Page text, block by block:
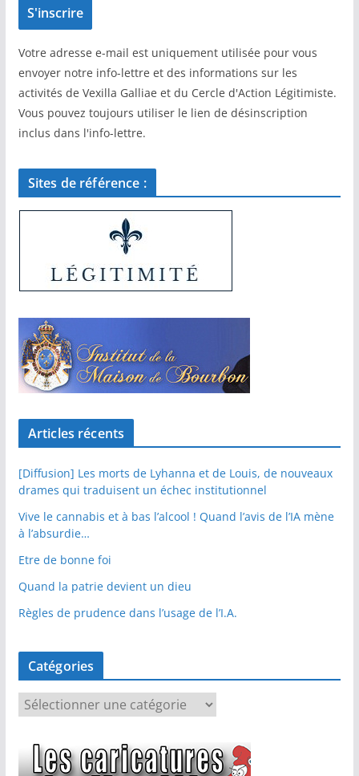
Votre adresse e-mail est uniquement utilisée pour vous
envoyer notre info-lettre et des informations sur les
activités de Vexilla Galliae et du Cercle d'Action Légitimiste.
Vous pouvez toujours utiliser le lien de désinscription
inclus dans l'info-lettre.
Sites de référence :
Articles récents
[Diffusion] Les morts de Lyhanna et de Louis, de nouveaux
drames qui traduisent un échec institutionnel
Vive le cannabis et à bas l’alcool ! Quand l’avis de l’IA mène
à l’absurdie…
Etre de bonne foi
Quand la patrie devient un dieu
Règles de prudence dans l’usage de l’I.A.
Catégories
é